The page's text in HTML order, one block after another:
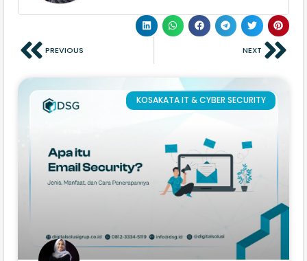
PREVIOUS NEXT
KOSAKATA IT & CYBER SECURITY